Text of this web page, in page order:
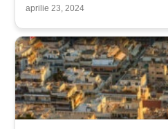
aprilie 23, 2024